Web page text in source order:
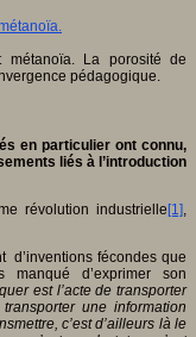
métanoïa. La porosité de
pédagogique.
en particulier ont connu,
liés à l’introduction
révolution industrielle [1],
d’inventions fécondes que
manqué d’exprimer son
est l’acte de transporter
une information
c’est d’ailleurs là le